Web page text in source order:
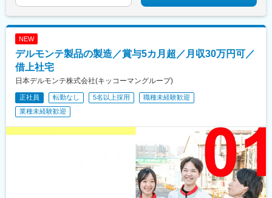
NEW
デルモンテ製品の製造／賞与5カ月超／月収30万円可／
借上社宅
日本デルモンテ株式会社(キッコーマングループ)
正社員 転勤なし 5名以上採用
職種未経験歓迎
業種未経験歓迎